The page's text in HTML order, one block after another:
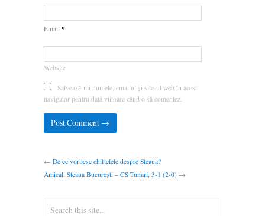
Email *
Website
Salvează-mi numele, emailul și site-ul web în acest
navigator pentru data viitoare când o să comentez.
← De ce vorbesc chiftelele despre Steaua?
Amical: Steaua București – CS Tunari, 3-1 (2-0) →